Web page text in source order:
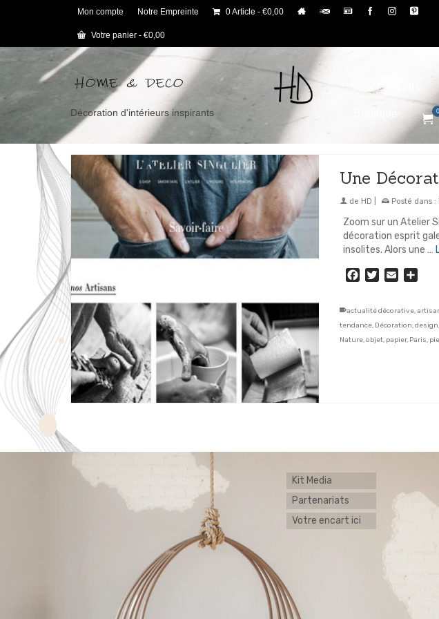
Mon compte Notre Empreinte 0 Article €0,00
Votre panier - €0,00
Décoration d'intérieurs inspirants
Nos Conseils
0
Une
de HD Posté dans :
Zoom sur un Atelier
décoration esprit
insolites. Alors une …
Facebook
Twitter
Email
actualité décorative,
tendance, Décoration,design,
Nature,objet, papier, Paris,
Kit Media
Partenariats
Votre encart ici